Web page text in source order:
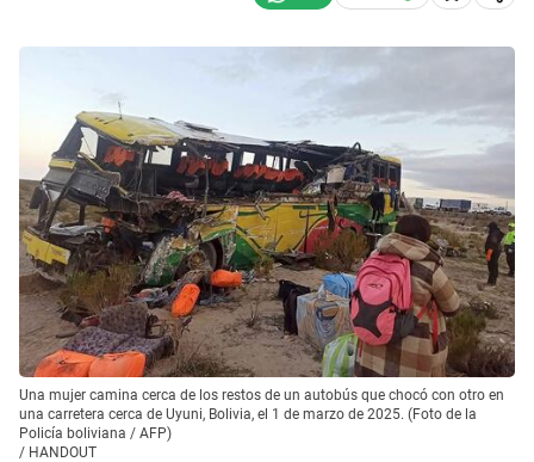
Una mujer camina cerca de los restos de un autobús que chocó con otro en
una carretera cerca de Uyuni, Bolivia, el 1 de marzo de 2025. (Foto de la
Policía boliviana / AFP)
/ HANDOUT